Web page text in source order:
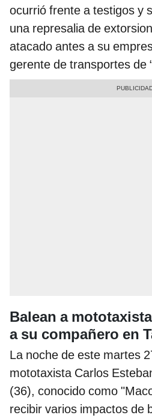
ocurrió frente a testigos y
una represalia de
atacado antes a su
gerente de transportes de
Balean a
a su compañero en
La noche de este martes
mototaxista Carlos
(36), conocido como
recibir varios impactos de